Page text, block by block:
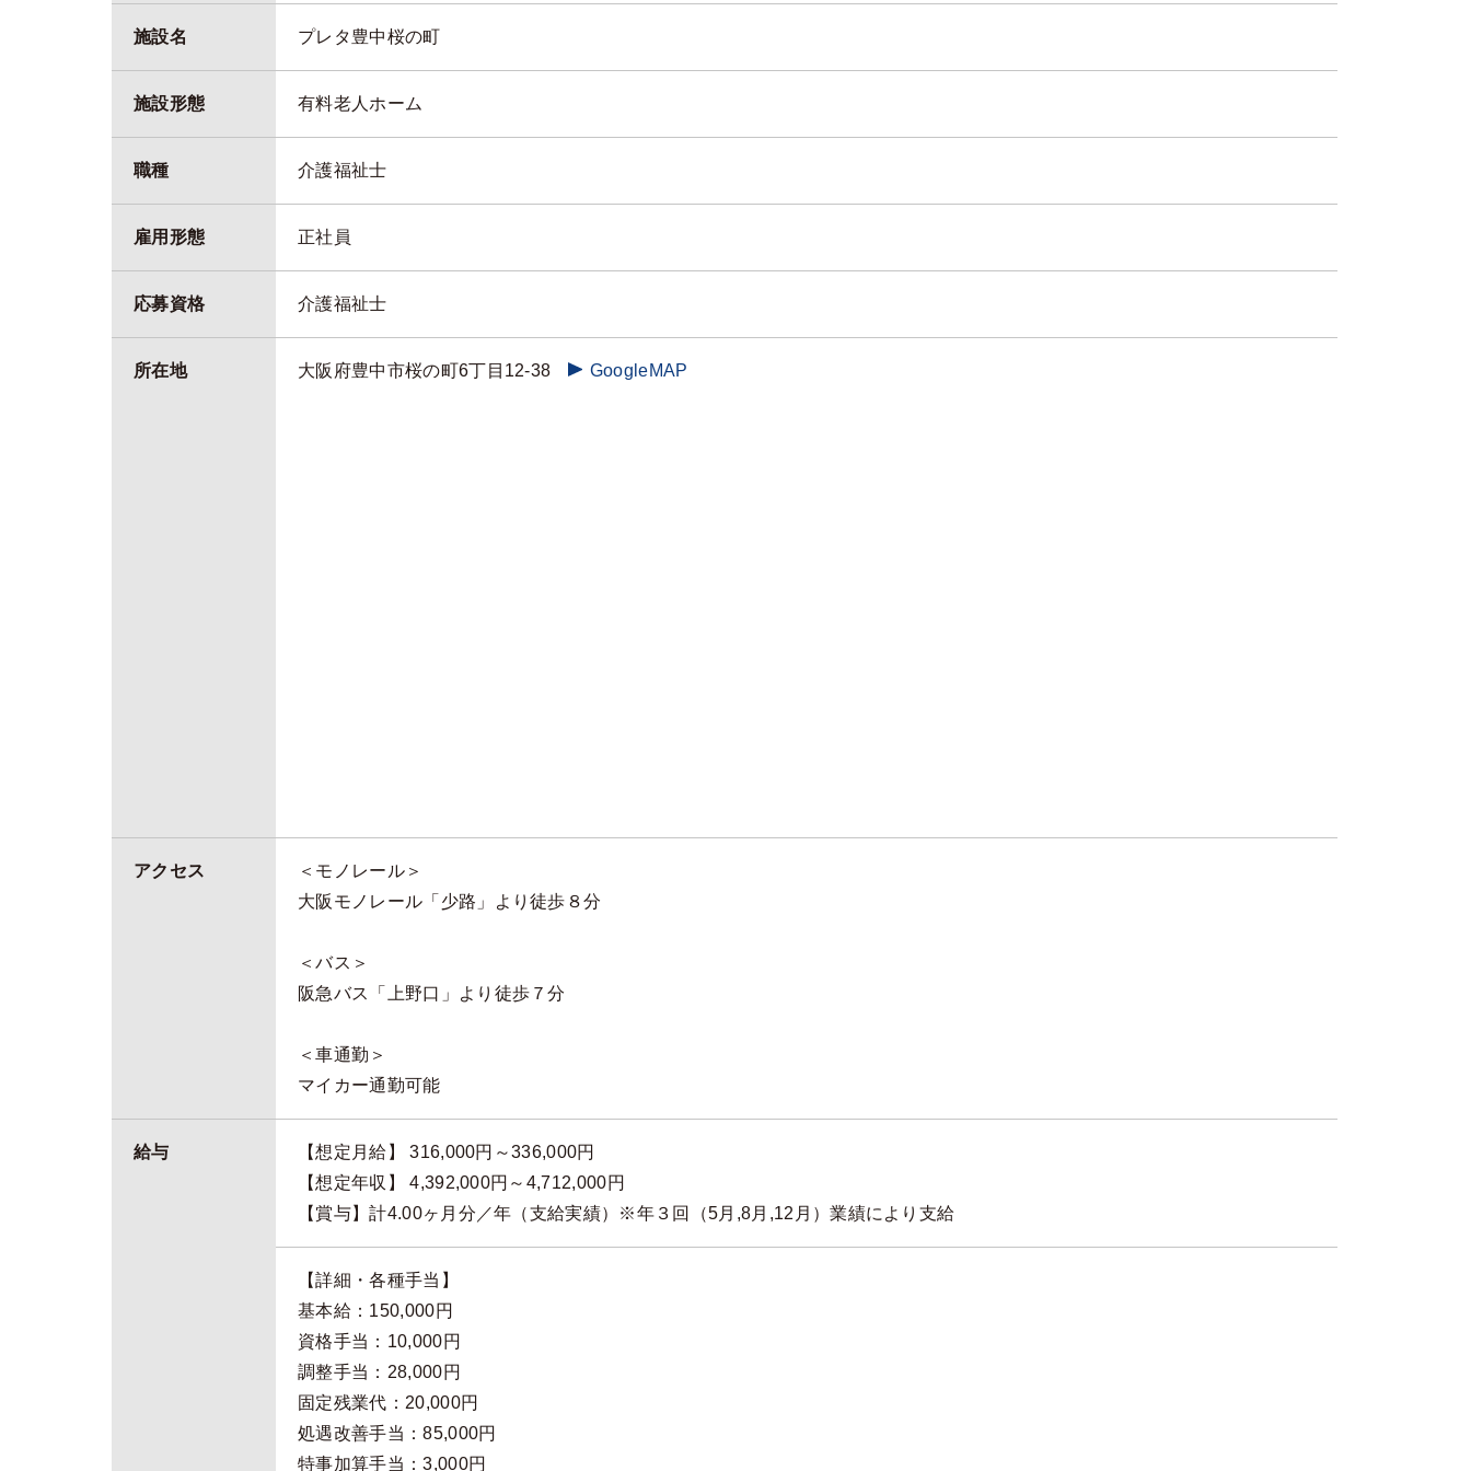
施設名 プレタ豊中桜の町
施設形態 有料老人ホーム
職種 介護福祉士
雇用形態 正社員
応募資格 介護福祉士
所在地 大阪府豊中市桜の町6丁目12-38 GoogleMAP
アクセス
＜モノレール＞
大阪モノレール「少路」より徒歩８分
＜バス＞
阪急バス「上野口」より徒歩７分
＜車通勤＞
マイカー通勤可能
給与
【想定月給】 316,000円～336,000円
【想定年収】 4,392,000円～4,712,000円
【賞与】計4.00ヶ月分／年（支給実績）※年３回（5月,8月,12月）業績により支給
【詳細・各種手当】
基本給：150,000円
資格手当：10,000円
調整手当：28,000円
固定残業代：20,000円
処遇改善手当：85,000円
特事加算手当：3,000円